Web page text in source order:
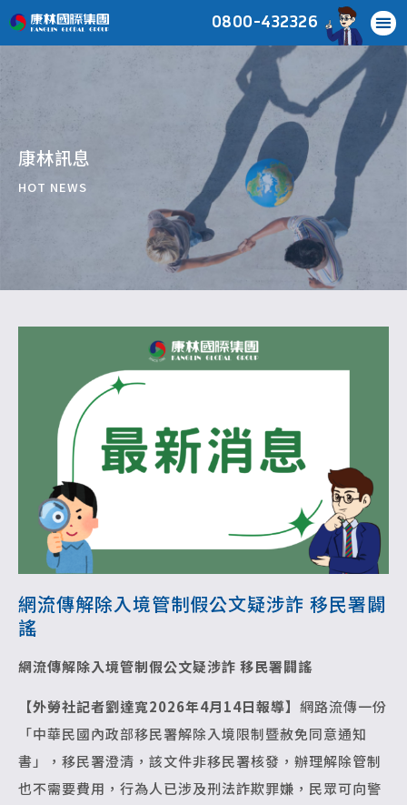
0800-432326
康林訊息
HOT NEWS
網流傳解除入境管制假公文疑涉詐 移民署闢
謠
網流傳解除入境管制假公文疑涉詐 移民署闢謠
【外勞社記者劉達寬2026年4月14日報導】 網路流傳一份
「中華民國內政部移民署解除入境限制暨赦免同意通知
書」，移民署澄清，該文件非移民署核發，辦理解除管制
也不需要費用，行為人已涉及刑法詐欺罪嫌，民眾可向警